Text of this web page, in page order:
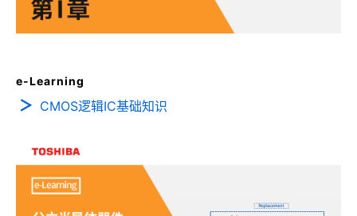
e-Learning
CMOS逻辑IC基础知识